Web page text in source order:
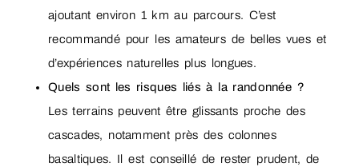
ajoutant environ 1 km au parcours. C’est
recommandé pour les amateurs de belles vues et
d’expériences naturelles plus longues.
Quels sont les risques liés à la randonnée ?
Les terrains peuvent être glissants proche des
cascades, notamment près des colonnes
basaltiques. Il est conseillé de rester prudent, de